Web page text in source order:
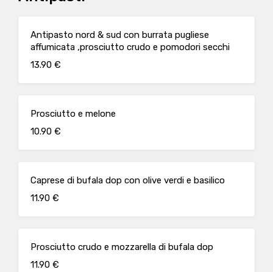
Antipasto nord & sud con burrata pugliese
affumicata ,prosciutto crudo e pomodori secchi
13.90 €
Prosciutto e melone
10.90 €
Caprese di bufala dop con olive verdi e basilico
11.90 €
Prosciutto crudo e mozzarella di bufala dop
11.90 €